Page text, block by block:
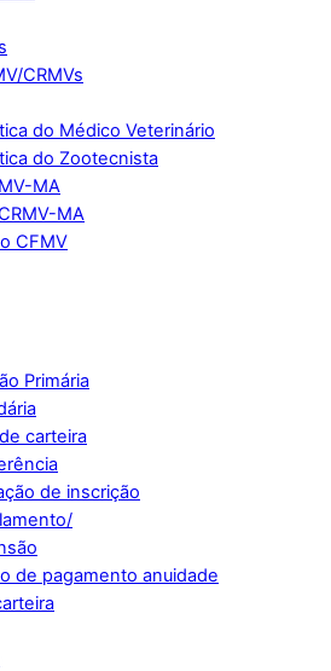
CRMVs
do Médico Veterinário
do Zootecnista
MA
MA
CFMV
Primária
carteira
de inscrição
de pagamento anuidade